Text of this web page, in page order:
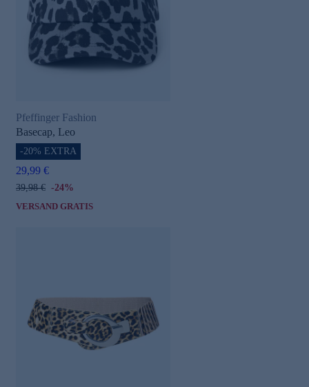
Pfeffinger Fashion
Basecap, Leo
-20% EXTRA
29,99 €
39,98 € -24%
VERSAND GRATIS